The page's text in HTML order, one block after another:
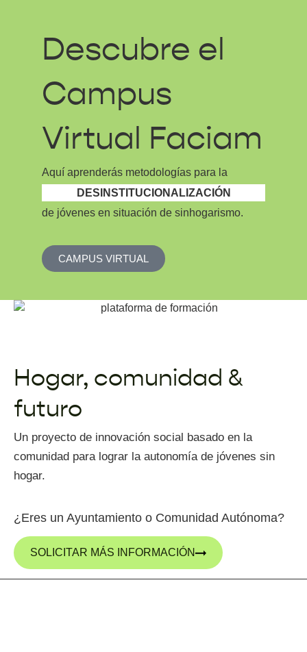
Descubre el
Campus
Virtual Faciam
Aquí aprenderás metodologías para la
DESINSTITUCIONALIZACIÓN
de jóvenes en situación de sinhogarismo.
CAMPUS VIRTUAL
Hogar, comunidad &
futuro
Un proyecto de innovación social basado en la
comunidad para lograr la autonomía de jóvenes sin
hogar.
¿Eres un Ayuntamiento o Comunidad Autónoma?
SOLICITAR MÁS INFORMACIÓN